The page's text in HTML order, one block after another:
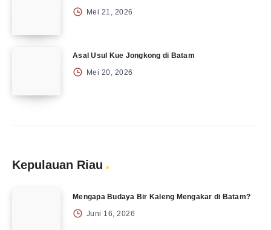
Mei 21, 2026
Asal Usul Kue Jongkong di Batam
Mei 20, 2026
Kepulauan Riau
Mengapa Budaya Bir Kaleng Mengakar di Batam?
Juni 16, 2026